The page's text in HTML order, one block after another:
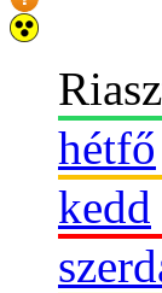
hétfő
kedd